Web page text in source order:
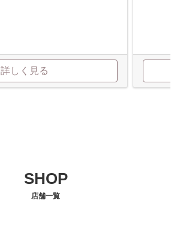
詳しく見る
SHOP
店舗一覧